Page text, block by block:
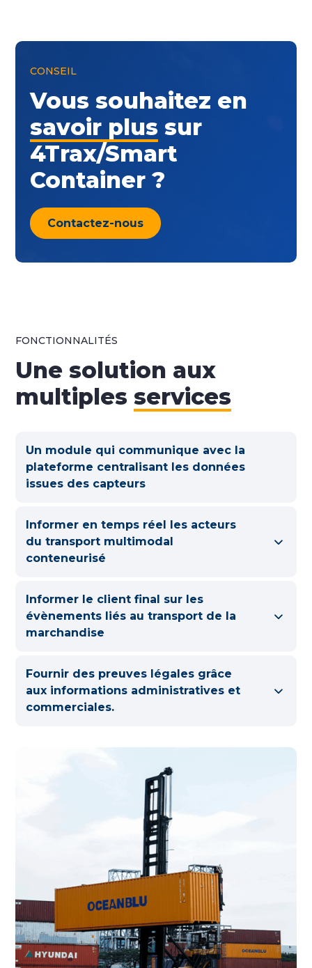
CONSEIL
Vous souhaitez en
savoir plussur
4Trax/Smart
Container ?
Contactez-nous
FONCTIONNALITÉS
Une solution aux
multiplesservices
Un module qui communique avec la
plateforme centralisant les données
issues des capteurs
Informer en temps réel les acteurs
du transport multimodal
conteneurisé
Informer le client final sur les
évènements liés au transport de la
marchandise
Fournir des preuves légales grâce
aux informations administratives et
commerciales.